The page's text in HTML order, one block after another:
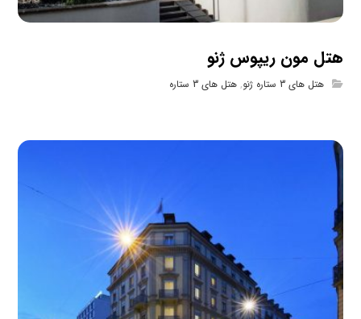
هتل مون ریپوس ژنو
هتل های 3 ستاره ژنو ,هتل های 3 ستاره